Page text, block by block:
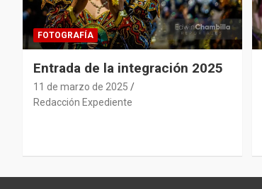
FOTOGRAFÍA
Entrada de la integración 2025
11 de marzo de 2025
Redacción Expediente